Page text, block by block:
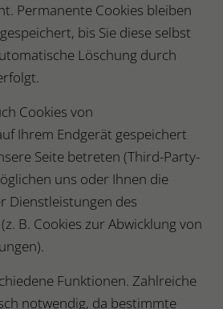
Permanente Cookies bleiben
bis Sie diese selbst
Löschung durch
Cookies von
Ihrem Endgerät gespeichert
Seite betreten (Third-Party-
uns oder Ihnen die
Dienstleistungen des
B. Cookies zur Abwicklung von
Funktionen. Zahlreiche
notwendig, da bestimmte